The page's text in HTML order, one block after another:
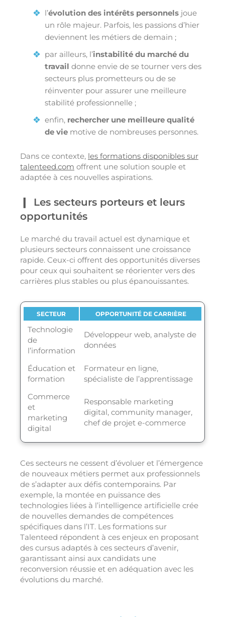
l’évolution des intérêts personnels joue
un rôle majeur. Parfois, les passions d’hier
deviennent les métiers de demain ;
par ailleurs, l’instabilité du marché du
travail donne envie de se tourner vers des
secteurs plus prometteurs ou de se
réinventer pour assurer une meilleure
stabilité professionnelle ;
enfin, rechercher une meilleure qualité
de vie motive de nombreuses personnes.
Dans ce contexte, les formations disponibles sur
talenteed.com offrent une solution souple et
adaptée à ces nouvelles aspirations.
Les secteurs porteurs et leurs
opportunités
Le marché du travail actuel est dynamique et
plusieurs secteurs connaissent une croissance
rapide. Ceux-ci offrent des opportunités diverses
pour ceux qui souhaitent se réorienter vers des
carrières plus stables ou plus épanouissantes.
SECTEUR OPPORTUNITÉ DE CARRIÈRE
Technologie
de
l’information
Développeur web, analyste de
données
Éducation et
formation
Formateur en ligne,
spécialiste de l’apprentissage
Commerce
et
marketing
digital
Responsable marketing
digital, community manager,
chef de projet e-commerce
Ces secteurs ne cessent d’évoluer et l’émergence
de nouveaux métiers permet aux professionnels
de s’adapter aux défis contemporains. Par
exemple, la montée en puissance des
technologies liées à l’intelligence artificielle crée
de nouvelles demandes de compétences
spécifiques dans l’IT. Les formations sur
Talenteed répondent à ces enjeux en proposant
des cursus adaptés à ces secteurs d’avenir,
garantissant ainsi aux candidats une
reconversion réussie et en adéquation avec les
évolutions du marché.